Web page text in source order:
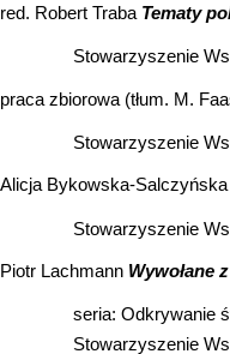
red. Robert Traba Tematy
Stowarzyszenie
praca zbiorowa (tłum. M.
Stowarzyszenie
Alicja Bykowska-Salczyńska
Stowarzyszenie
Piotr Lachmann Wywołane
seria: Odkrywanie
Stowarzyszenie